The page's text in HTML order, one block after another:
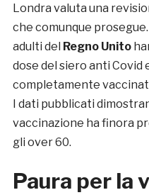
Londra valuta una
che comunque
adulti del Regno Unito
dose del siero anti Covid
completamente
I dati pubblicati
vaccinazione ha finora
gli over 60.
Paura per la